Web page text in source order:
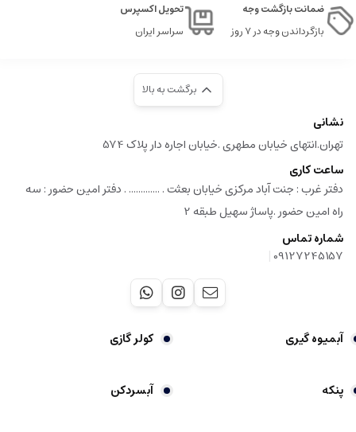
ضمانت بازگشت وجه
بازگرداندن وجه در ۷ روز
تحویل اکسپرس
سراسر ایران
برگشت به بالا
نشانی
تهران.انتهای خیابان مطهری .خیابان اجاره دار پلاک 574
ساعت کاری
دفتر غرب : جنت آباد مرکزی خیابان بعثت . ............. . دفتر امین حضور : سه
راه امین حضور .پاساژ سهیل طبقه 2
شماره تماس
09127245157
|
آبمیوه گیری کولر گازی
پنکه آبسردکن